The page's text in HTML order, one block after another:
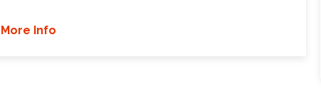
More Info